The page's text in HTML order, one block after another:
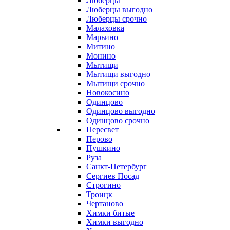
Люберцы выгодно
Люберцы срочно
Малаховка
Марьино
Митино
Монино
Мытищи
Мытищи выгодно
Мытищи срочно
Новокосино
Одинцово
Одинцово выгодно
Одинцово срочно
Пересвет
Перово
Пушкино
Руза
Санкт-Петербург
Сергиев Посад
Строгино
Троицк
Чертаново
Химки битые
Химки выгодно